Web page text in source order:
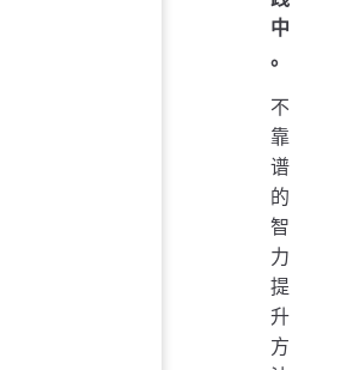
中
。
不
靠
谱
的
智
力
提
升
方